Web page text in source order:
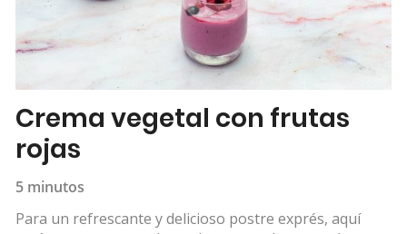
Crema vegetal con frutas
rojas
5 minutos
Para un refrescante y delicioso postre exprés, aquí